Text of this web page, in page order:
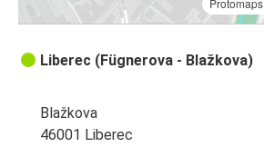
Protomaps
Liberec (Fügnerova - Blažkova)
Blažkova
46001 Liberec